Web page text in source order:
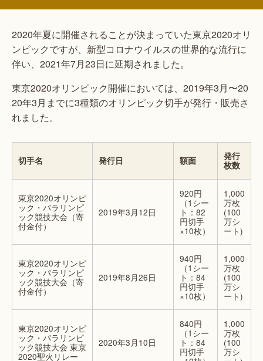
2020年夏に開催されることが決まっていた東京2020オリ
ンピックですが、新型コロナウイルスの世界的な流行に
伴い、2021年7月23日に延期されました。
東京2020オリンピック開催においては、2019年3月〜20
20年3月までに3種類のオリンピック切手が発行・販売さ
れました。
切手名 発行日 額面
発行
枚数
東京2020オリンピ
ック・パラリンピ
ック競技大会（寄
付金付）
2019年3月12日
920円
（1シー
ト：82
円切手
×10枚）
1,000
万枚
(100
万シ
ート)
東京2020オリンピ
ック・パラリンピ
ック競技大会（寄
付金付）
2019年8月26日
940円
（1シー
ト：84
円切手
×10枚）
1,000
万枚
(100
万シ
ート)
東京2020オリンピ
ック・パラリンピ
ック競技大会 東京
2020聖火リレー
2020年3月10日
840円
（1シー
ト：84
円切手
1,000
万枚
(100
万シ